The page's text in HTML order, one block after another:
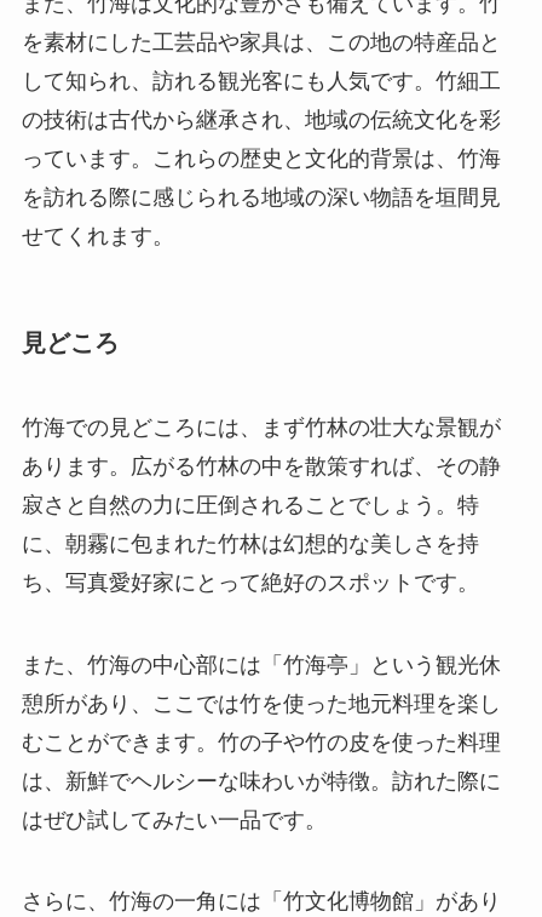
を素材にした工芸品や家具は、この地の特産品と
して知られ、訪れる観光客にも人気です。竹細工
の技術は古代から継承され、地域の伝統文化を彩
っています。これらの歴史と文化的背景は、竹海
を訪れる際に感じられる地域の深い物語を垣間見
せてくれます。
見どころ
竹海での見どころには、まず竹林の壮大な景観が
あります。広がる竹林の中を散策すれば、その静
寂さと自然の力に圧倒されることでしょう。特
に、朝霧に包まれた竹林は幻想的な美しさを持
ち、写真愛好家にとって絶好のスポットです。
また、竹海の中心部には「竹海亭」という観光休
憩所があり、ここでは竹を使った地元料理を楽し
むことができます。竹の子や竹の皮を使った料理
は、新鮮でヘルシーな味わいが特徴。訪れた際に
はぜひ試してみたい一品です。
さらに、竹海の一角には「竹文化博物館」があり